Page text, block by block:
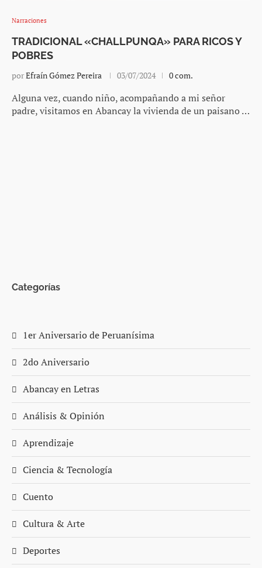
Narraciones
TRADICIONAL «CHALLPUNQA» PARA RICOS Y
POBRES
porEfraín Gómez Pereira 03/07/2024 0 com.
Alguna vez, cuando niño, acompañando a mi señor
padre, visitamos en Abancay la vivienda de un paisano …
Categorías
1er Aniversario de Peruanísima
2do Aniversario
Abancay en Letras
Análisis & Opinión
Aprendizaje
Ciencia & Tecnología
Cuento
Cultura & Arte
Deportes